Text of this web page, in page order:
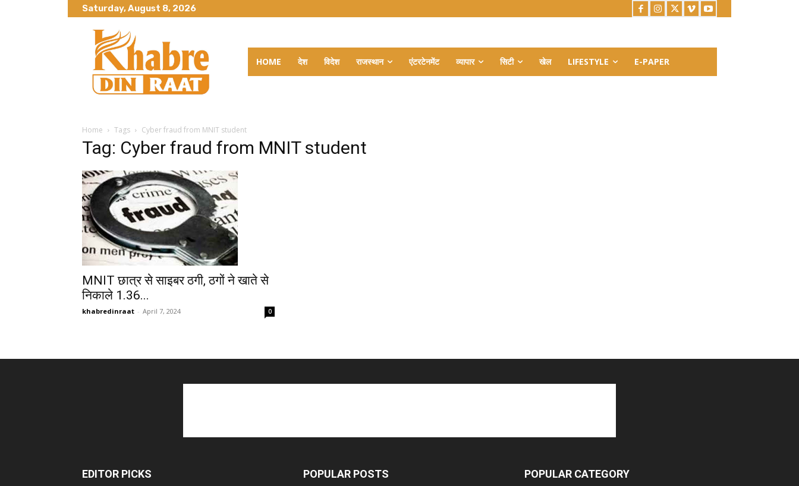
Saturday, August 8, 2026
HOME देश विदेश राजस्थान एंटरटेनमेंट व्यापार सिटी खेल LIFESTYLE E-PAPER
Home Tags Cyber fraud from MNIT student
Tag: Cyber fraud from MNIT student
MNIT छात्र से साइबर ठगी, ठगों ने खाते से
निकाले 1.36...
khabredinraat - April 7, 2024 0
EDITOR PICKS POPULAR POSTS POPULAR CATEGORY